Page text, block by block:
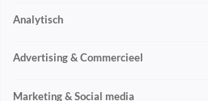
Analytisch
Advertising & Commercieel
Marketing & Social media